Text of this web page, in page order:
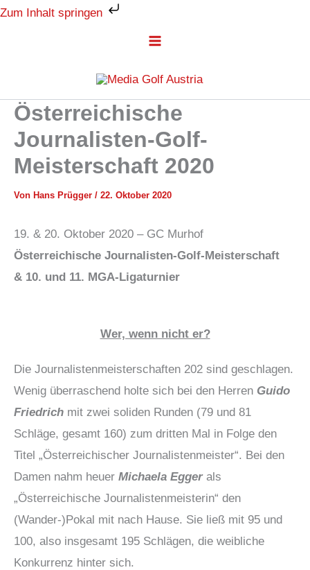
Zum Inhalt springen
Zum
Österreichische
Journalisten-Golf-
Meisterschaft 2020
Von Hans Prügger / 22. Oktober 2020
19. & 20. Oktober 2020 – GC Murhof
Österreichische Journalisten-Golf-Meisterschaft
& 10. und 11. MGA-Ligaturnier
Wer, wenn nicht er?
Die Journalistenmeisterschaften 202 sind geschlagen.
Wenig überraschend holte sich bei den Herren Guido
Friedrich mit zwei soliden Runden (79 und 81
Schläge, gesamt 160) zum dritten Mal in Folge den
Titel „Österreichischer Journalistenmeister“. Bei den
Damen nahm heuer Michaela Eggerals
„Österreichische Journalistenmeisterin“ den
(Wander-)Pokal mit nach Hause. Sie ließ mit 95 und
100, also insgesamt 195 Schlägen, die weibliche
Konkurrenz hinter sich.